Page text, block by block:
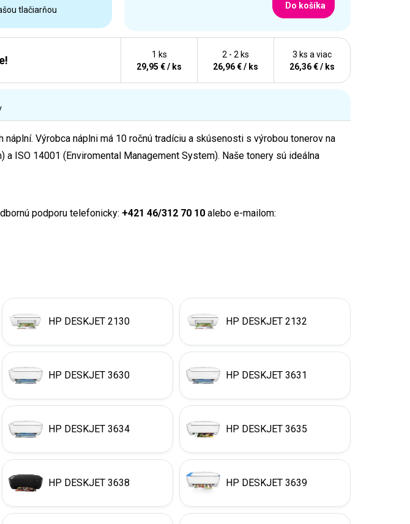
tlačiarňou Do košíka
3 ks a viac
26,36 € / ks
2 - 2 ks
26,96 € / ks
1 ks
29,95 € / ks
Výrobca náplni má 10 ročnú tradíciu a skúsenosti s výrobou tonerov na
ISO 14001 (Enviromental Management System). Naše tonery sú ideálna
podporu telefonicky: +421 46/312 70 10 alebo e-mailom:
HP DESKJET 2130 HP DESKJET 2132
HP DESKJET 3630 HP DESKJET 3631
HP DESKJET 3634 HP DESKJET 3635
HP DESKJET 3638 HP DESKJET 3639